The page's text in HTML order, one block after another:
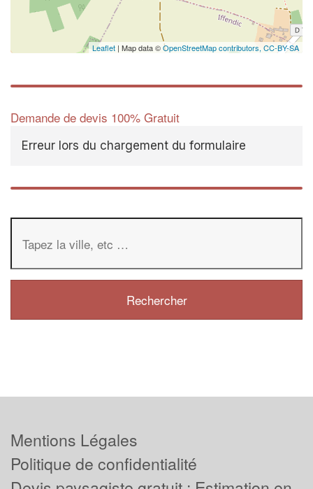
Leaflet | Map data ©OpenStreetMap contributors, CC-BY-SA
Demande de devis 100% Gratuit
Erreur lors du chargement du formulaire
Mentions Légales
Politique de confidentialité